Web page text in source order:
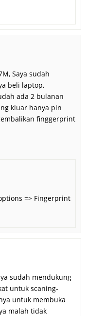
Saya sudah
beli laptop,
ada 2 bulanan
kluar hanya pin
finggerprint
=> Fingerprint
sudah mendukung
untuk scaning-
untuk membuka
malah tidak